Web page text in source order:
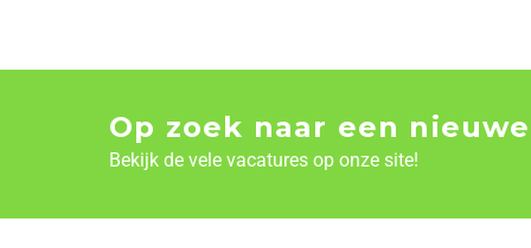
Op zoek naar een
Bekijk de vele vacatures op onze site!